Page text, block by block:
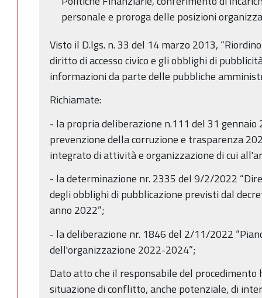
personale e proroga delle posizioni
Visto il D.lgs. n. 33 del 14 marzo 2013,
diritto di accesso civico e gli obblighi di
informazioni da parte delle pubbliche
Richiamate:
- la propria deliberazione n.111 del 31 gennaio
prevenzione della corruzione e trasparenza
integrato di attività e organizzazione di cui
- la determinazione nr. 2335 del 9/2/2022
degli obblighi di pubblicazione previsti dal
anno 2022”;
- la deliberazione nr. 1846 del 2/11/2022
dell'organizzazione 2022-2024”;
Dato atto che il responsabile del
situazione di conflitto, anche potenziale, di